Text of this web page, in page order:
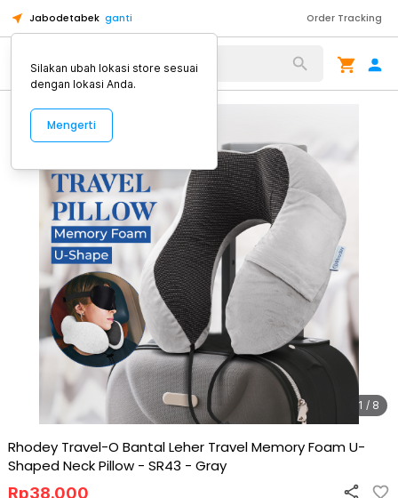
Jabodetabek ganti Order Tracking
Alat Kopi
1 / 8
Rhodey Travel-O Bantal Leher Travel Memory Foam U-
Shaped Neck Pillow - SR43 - Gray
Rp38.000
Silakan ubah lokasi store sesuai
dengan lokasi Anda.
Mengerti